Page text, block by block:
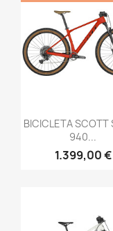
Vista
BICICLETA SCOTT
940...
1.399,00 €